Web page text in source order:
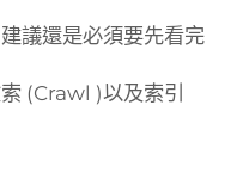
議還是必須要先看完
(Crawl )以及索引